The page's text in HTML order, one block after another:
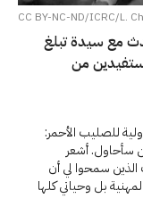
CC BY-NC-ND/ICRC/L.
مع سيدة تبلغ
المستفيدين من
للصليب الأحمر:
ولكن سأحاول. أشعر
الذين سمحوا لي أن
بل وحياتي كلها